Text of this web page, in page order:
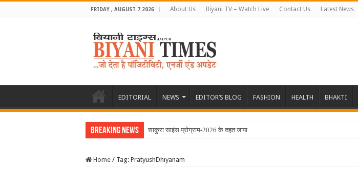
FRIDAY , AUGUST 7 2026 About Us Biyani TV – Watch Live Contact Us Latest News
EDITORIAL NEWS EDITOR’S BLOG FASHION HEALTH BHAKTI
Breaking News साकुरा साइंस प्रोग्राम-2026 के तहत जापान रवाना
Home / Tag: PratyushDhiyanam